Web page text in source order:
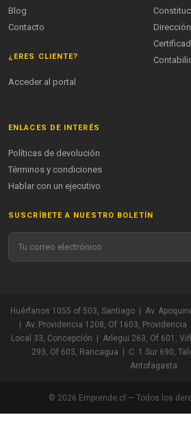
Blog
Contacto
¿ERES CLIENTE?
Acceder al portal
ENLACES DE INTERÉS
Políticas de devolución
Términos y condiciones
Hablar con un ejecutivo
SUSCRÍBETE A NUESTRO BOLETÍN
Huérfanos 1055 of 503, Santiago | Av.
| Av. Providencia 1208, Of 1603,
Local 33, Concepción | Arlegui 263, Of 601,
293, Of 603, Rancagua | C. 1 Sur 690,
Antofagasta
© 2026 Emprende.cl — Todos los